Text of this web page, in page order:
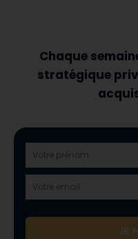
Chaque
stratégique
JE